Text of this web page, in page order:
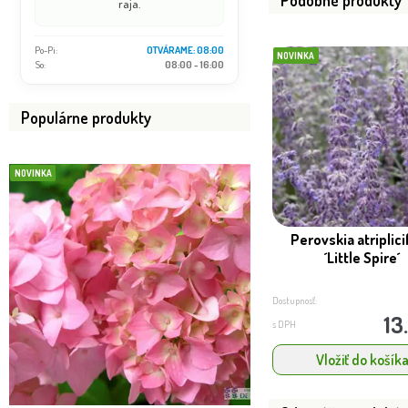
raja.
Po-Pi:
OTVÁRAME: 08:00
So:
08:00 - 16:00
Populárne produkty
NOVINKA NOVINKA
NOVINKA
Perovskia
´Little Spire´
Dostupnosť:
s DPH
Vložiť do košíka